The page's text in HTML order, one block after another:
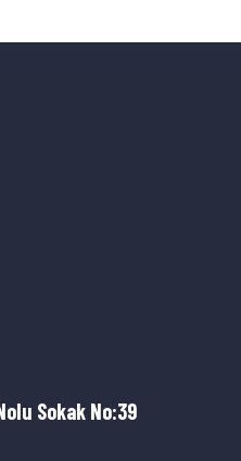
Sokak No:39